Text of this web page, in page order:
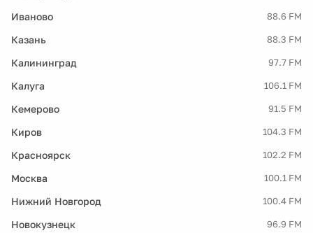
Иваново 88.6 FM
Казань 88.3 FM
Калининград 97.7 FM
Калуга 106.1 FM
Кемерово 91.5 FM
Киров 104.3 FM
Красноярск 102.2 FM
Москва 100.1 FM
Нижний Новгород 100.4 FM
Новокузнецк 96.9 FM